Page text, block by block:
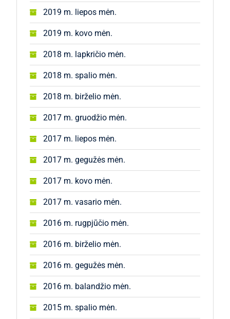
2019 m. liepos mėn.
2019 m. kovo mėn.
2018 m. lapkričio mėn.
2018 m. spalio mėn.
2018 m. birželio mėn.
2017 m. gruodžio mėn.
2017 m. liepos mėn.
2017 m. gegužės mėn.
2017 m. kovo mėn.
2017 m. vasario mėn.
2016 m. rugpjūčio mėn.
2016 m. birželio mėn.
2016 m. gegužės mėn.
2016 m. balandžio mėn.
2015 m. spalio mėn.